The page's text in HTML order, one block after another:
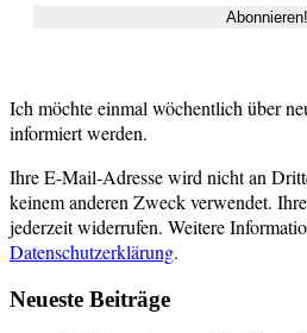
Ich möchte einmal wöchentlich über
informiert werden.
Ihre E-Mail-Adresse wird nicht an
keinem anderen Zweck verwendet.
jederzeit widerrufen. Weitere
Datenschutzerklärung.
Neueste Beiträge